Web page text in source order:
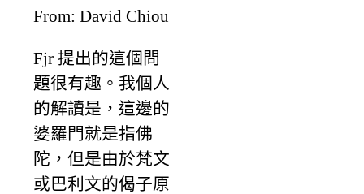
From: David Chiou
Fjr 提出的這個問
題很有趣。我個人
的解讀是，這邊的
婆羅門就是指佛
陀，但是由於梵文
或巴利文的偈子原